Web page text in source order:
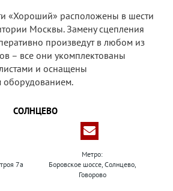
«Хороший» расположены в шести
Москвы. Замену сцепления
произведут в любом из
– все они укомплектованы
и оснащены
СОЛНЦЕВО
7а
Метро:
Боровское шоссе, Солнцево,
Говорово